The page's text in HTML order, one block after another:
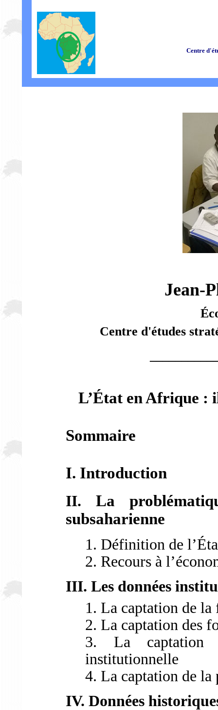
Centre
Jean-
Centre d'études
L’État en Afrique :
Sommaire
I. Introduction
II.La
subsaharienne
1. Définition de
2. Recours à
III. Les données
1. La captation de
2. La captation des
3. La captation
institutionnelle
4. La captation de
IV. Données